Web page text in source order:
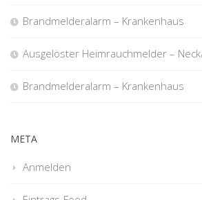
Brandmelderalarm – Krankenhaus
Ausgelöster Heimrauchmelder –
Brandmelderalarm – Krankenhaus
META
Anmelden